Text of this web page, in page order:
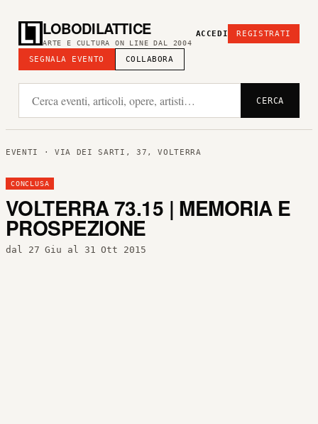
LOBODILATTICE
ARTE E CULTURA ON LINE DAL 2004
SEGNALA EVENTO COLLABORA
ACCEDI REGISTRATI
CERCA
EVENTI · VIA DEI SARTI, 37, VOLTERRA
CONCLUSA
VOLTERRA 73.15 | MEMORIA E
PROSPEZIONE
dal 27 Giu al 31 Ott 2015